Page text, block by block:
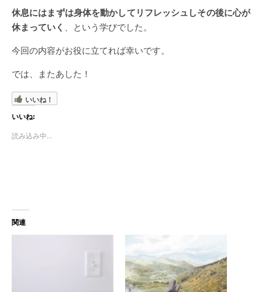
休息にはまずは身体を動かしてリフレッシュしその後に心が
休まっていく 、という学びでした。
今回の内容がお役に立てれば幸いです。
では、またあした！
いいね！
いいね:
読み込み中...
関連